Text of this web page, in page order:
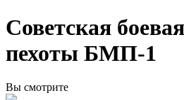
Советская
пехоты БМП-1
Вы смотрите